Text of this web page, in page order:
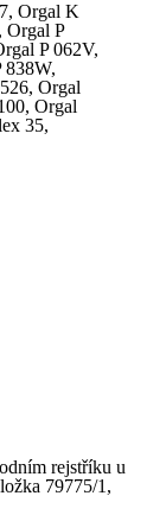
Orgal K
Orgal P
P 062V,
838W,
Orgal
Orgal
35,
rejstříku u
79775/1,